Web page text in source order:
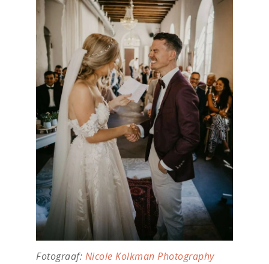
Fotograaf: Nicole Kolkman Photography